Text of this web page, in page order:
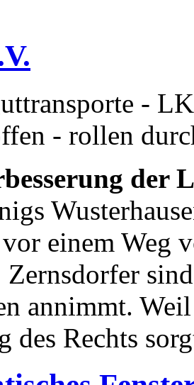
-
- rollen
der
einem Weg
Zernsdorfer
annimmt.
des Rechts